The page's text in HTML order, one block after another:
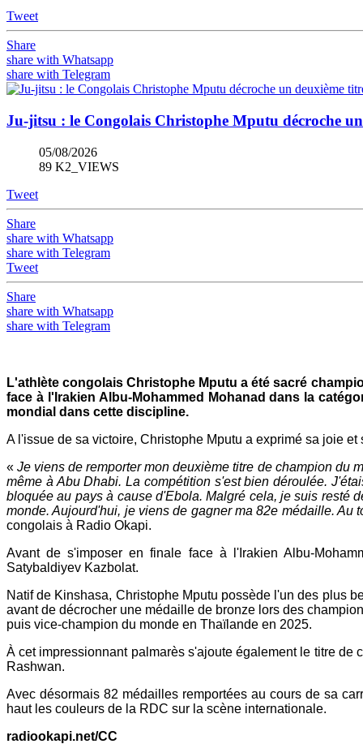
Tweet
Share
share with Whatsapp
share with Telegram
Ju-jitsu : le Congolais Christophe Mputu décroche
05/08/2026
89 K2_VIEWS
Tweet
Share
share with Whatsapp
share with Telegram
Tweet
Share
share with Whatsapp
share with Telegram
L'athlète congolais Christophe Mputu a été sacré
face à l'Irakien Albu-Mohammed Mohanad dans la
mondial dans cette discipline.
A l'issue de sa victoire, Christophe Mputu a exprimé sa joie
«Je viens de remporter mon deuxième titre de champion du
même à Abu Dhabi. La compétition s'est bien déroulée.
bloquée au pays à cause d'Ebola. Malgré cela, je suis resté
monde. Aujourd'hui, je viens de gagner ma 82e médaille.
congolais à Radio Okapi.
Avant de s'imposer en finale face à l'Irakien Albu-
Satybaldiyev Kazbolat.
Natif de Kinshasa, Christophe Mputu possède l'un des plus
avant de décrocher une médaille de bronze lors des
puis vice-champion du monde en Thaïlande en 2025.
À cet impressionnant palmarès s'ajoute également le titre
Rashwan.
Avec désormais 82 médailles remportées au cours de sa
haut les couleurs de la RDC sur la scène internationale.
radiookapi.net/CC